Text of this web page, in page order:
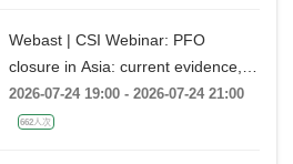
Webast | CSI Webinar: PFO
closure in Asia: current evidence,
emerging indications and future
directions
2026-07-24 19:00 - 2026-07-24 21:00
662人次